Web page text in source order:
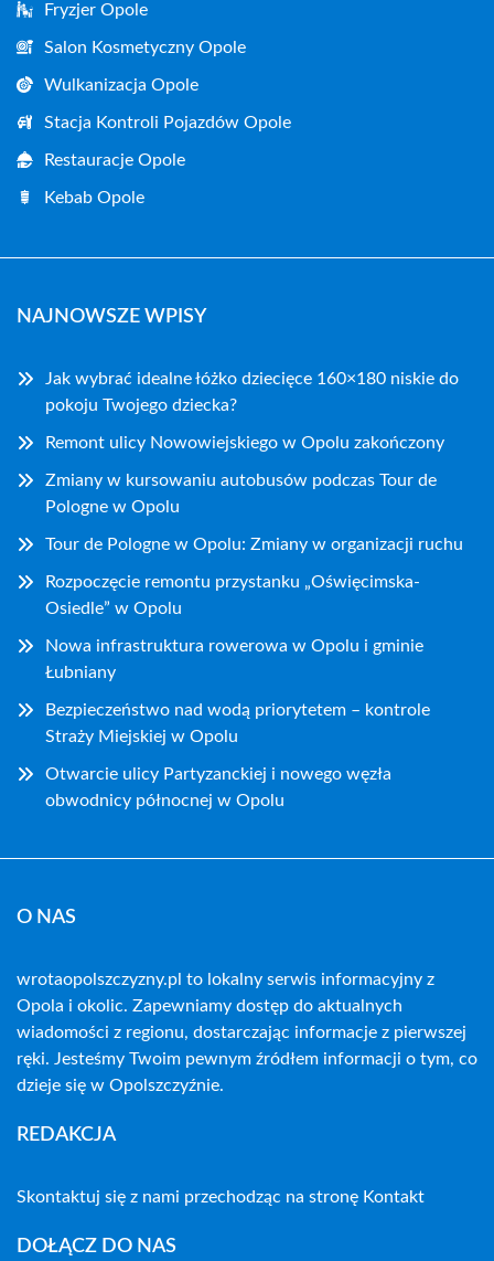
Fryzjer Opole
Salon Kosmetyczny Opole
Wulkanizacja Opole
Stacja Kontroli Pojazdów Opole
Restauracje Opole
Kebab Opole
NAJNOWSZE WPISY
Jak wybrać idealne łóżko dziecięce 160×180 niskie do
pokoju Twojego dziecka?
Remont ulicy Nowowiejskiego w Opolu zakończony
Zmiany w kursowaniu autobusów podczas Tour de
Pologne w Opolu
Tour de Pologne w Opolu: Zmiany w organizacji ruchu
Rozpoczęcie remontu przystanku „Oświęcimska-
Osiedle” w Opolu
Nowa infrastruktura rowerowa w Opolu i gminie
Łubniany
Bezpieczeństwo nad wodą priorytetem – kontrole
Straży Miejskiej w Opolu
Otwarcie ulicy Partyzanckiej i nowego węzła
obwodnicy północnej w Opolu
O NAS
wrotaopolszczyzny.pl to lokalny serwis informacyjny z
Opola i okolic. Zapewniamy dostęp do aktualnych
wiadomości z regionu, dostarczając informacje z pierwszej
ręki. Jesteśmy Twoim pewnym źródłem informacji o tym, co
dzieje się w Opolszczyźnie.
REDAKCJA
Skontaktuj się z nami przechodząc na stronę Kontakt
DOŁĄCZ DO NAS